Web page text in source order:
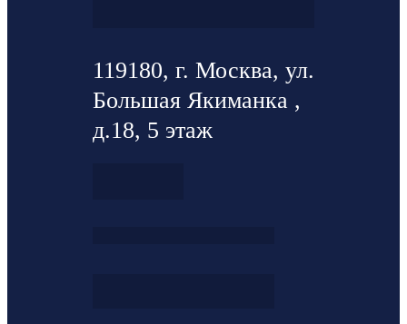
119180, г. Москва, ул.
Большая Якиманка ,
д.18, 5 этаж